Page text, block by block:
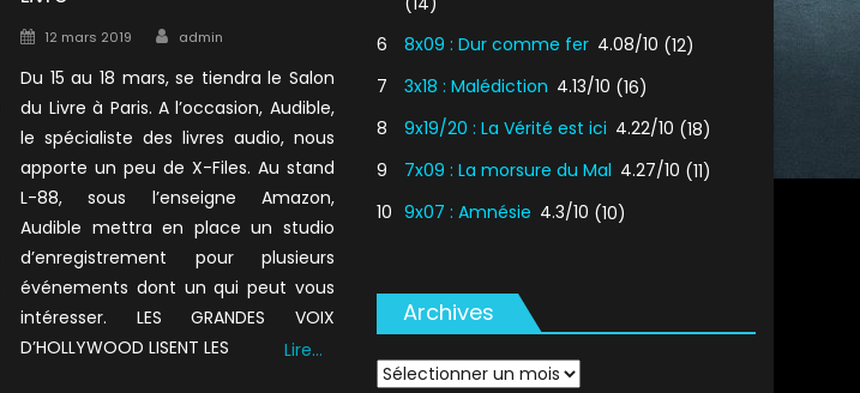
Posted
12 mars 2019 Author
admin
Du 15 au 18 mars, se tiendra le Salon
du Livre à Paris. A l’occasion, Audible,
le spécialiste des livres audio, nous
apporte un peu de X-Files. Au stand
L-88, sous l’enseigne Amazon,
Audible mettra en place un studio
d’enregistrement pour plusieurs
événements dont un qui peut vous
intéresser. LES GRANDES VOIX
D’HOLLYWOOD LISENT LES
Lire…
6
8x09 : Dur comme fer 4.08/10 (12)
7
3x18 : Malédiction 4.13/10 (16)
8
9x19/20 : La Vérité est ici 4.22/10 (18)
9
7x09 : La morsure du Mal 4.27/10 (11)
10 9x07 : Amnésie 4.3/10 (10)
Archives
Archives